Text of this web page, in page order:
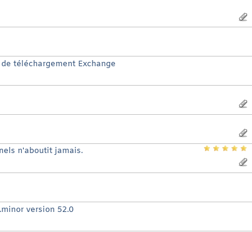
téléchargement Exchange
n'aboutit jamais.
version 52.0